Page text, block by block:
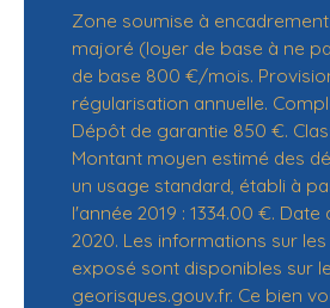
Zone soumise à
majoré (loyer de base à ne
de base 800 €/mois.
régularisation annuelle.
Dépôt de garantie 850 €.
Montant moyen estimé des
un usage standard, établi à
l'année 2019 : 1334.00 €.
2020. Les informations sur
exposé sont disponibles sur
georisques.gouv.fr. Ce bien